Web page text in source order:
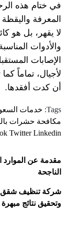
في ختام هذه
المعرفة
لا يقهر، بل هو
والأدوات
الإصابات
لأجيال، تماماً
أن كدت أفقدها.
Tags: خدمات
مكافحة حشرات
Twitter Linkedin
مقدمة عن الموارد
الناجحة
شركة تنظيف شقق
وتحقيق نتائج مبهرة